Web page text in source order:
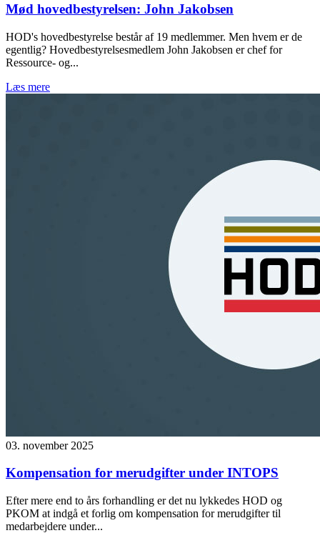
Mød hovedbestyrelsen: John Jakobsen
HOD's hovedbestyrelse består af 19 medlemmer. Men hvem er de
egentlig? Hovedbestyrelsesmedlem John Jakobsen er chef for
Ressource- og...
Læs mere
03. november 2025
Kompensation for merudgifter under INTOPS
Efter mere end to års forhandling er det nu lykkedes HOD og
PKOM at indgå et forlig om kompensation for merudgifter til
medarbejdere under...